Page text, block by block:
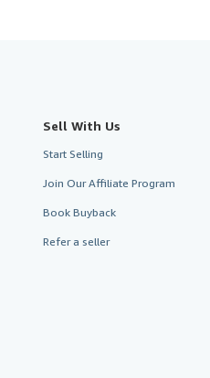
Sell With Us
Start Selling
Join Our Affiliate Program
Book Buyback
Refer a seller